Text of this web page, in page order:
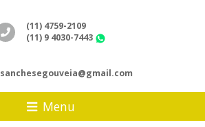
(11) 4759-2109
(11) 9 4030-7443
sanchesegouveia@gmail.com
Menu